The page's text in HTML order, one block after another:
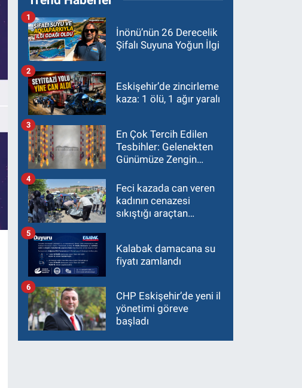
İnönü’nün 26 Derecelik
Şifalı Suyuna Yoğun İlgi
1
Eskişehir’de zincirleme
kaza: 1 ölü, 1 ağır yaralı
2
En Çok Tercih Edilen
Tesbihler: Gelenekten
Günümüze Zengin
3
Feci kazada can veren
kadının cenazesi
sıkıştığı araçtan
4
Kalabak damacana su
fiyatı zamlandı
5
CHP Eskişehir’de yeni il
yönetimi göreve
başladı
6